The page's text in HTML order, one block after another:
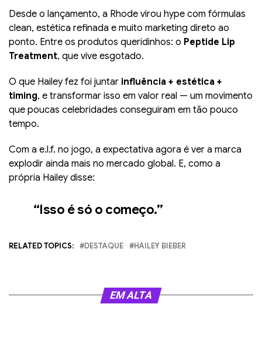
Desde o lançamento, a Rhode virou hype com fórmulas
clean, estética refinada e muito marketing direto ao
ponto. Entre os produtos queridinhos: o Peptide Lip
Treatment, que vive esgotado.
O que Hailey fez foi juntar influência + estética +
timing, e transformar isso em valor real — um movimento
que poucas celebridades conseguiram em tão pouco
tempo.
Com a e.l.f. no jogo, a expectativa agora é ver a marca
explodir ainda mais no mercado global. E, como a
própria Hailey disse:
“Isso é só o começo.”
RELATED TOPICS: DESTAQUE HAILEY BIEBER
EM ALTA